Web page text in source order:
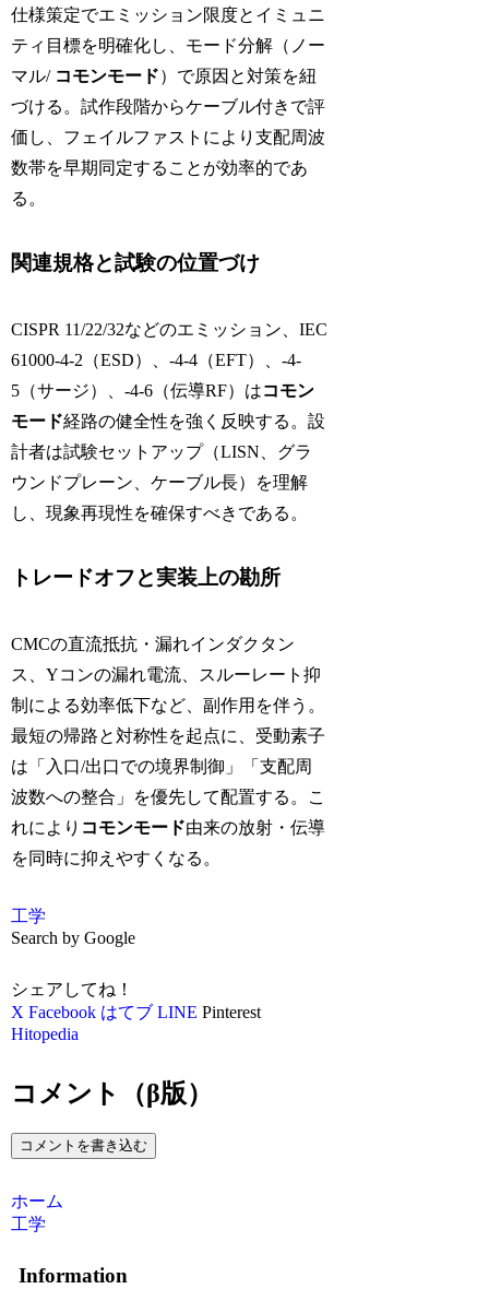
仕様策定でエミッション限度とイミュニ
ティ目標を明確化し、モード分解（ノー
マル/ コモンモード）で原因と対策を紐
づける。試作段階からケーブル付きで評
価し、フェイルファストにより支配周波
数帯を早期同定することが効率的であ
る。
関連規格と試験の位置づけ
CISPR 11/22/32などのエミッション、IEC
61000-4-2（ESD）、-4-4（EFT）、-4-
5（サージ）、-4-6（伝導RF）はコモン
モード経路の健全性を強く反映する。設
計者は試験セットアップ（LISN、グラ
ウンドプレーン、ケーブル長）を理解
し、現象再現性を確保すべきである。
トレードオフと実装上の勘所
CMCの直流抵抗・漏れインダクタン
ス、Yコンの漏れ電流、スルーレート抑
制による効率低下など、副作用を伴う。
最短の帰路と対称性を起点に、受動素子
は「入口/出口での境界制御」「支配周
波数への整合」を優先して配置する。こ
れにより コモンモード由来の放射・伝導
を同時に抑えやすくなる。
工学
Search by Google
シェアしてね！
X Facebook はてブ LINE Pinterest
Hitopedia
コメント（β版）
コメントを書き込む
ホーム
工学
Information